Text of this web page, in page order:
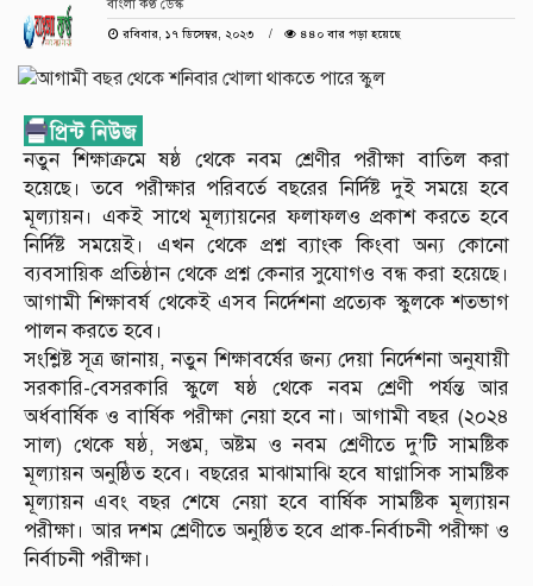
বাংলা কণ্ঠ ডেস্ক
রবিবার, ১৭ ডিসেম্বর, ২০২৩
৪৪০ বার পড়া হয়েছে
নতুন শিক্ষাক্রমে ষষ্ঠ থেকে নবম শ্রেণীর পরীক্ষা বাতিল করা
হয়েছে। তবে পরীক্ষার পরিবর্তে বছরের নির্দিষ্ট দুই সময়ে হবে
মূল্যায়ন। একই সাথে মূল্যায়নের ফলাফলও প্রকাশ করতে হবে
নির্দিষ্ট সময়েই। এখন থেকে প্রশ্ন ব্যাংক কিংবা অন্য কোনো
ব্যবসায়িক প্রতিষ্ঠান থেকে প্রশ্ন কেনার সুযোগও বন্ধ করা হয়েছে।
আগামী শিক্ষাবর্ষ থেকেই এসব নির্দেশনা প্রত্যেক স্কুলকে শতভাগ
পালন করতে হবে।
সংশ্লিষ্ট সূত্র জানায়, নতুন শিক্ষাবর্ষের জন্য দেয়া নির্দেশনা অনুযায়ী
সরকারি-বেসরকারি স্কুলে ষষ্ঠ থেকে নবম শ্রেণী পর্যন্ত আর
অর্ধবার্ষিক ও বার্ষিক পরীক্ষা নেয়া হবে না। আগামী বছর (২০২৪
সাল) থেকে ষষ্ঠ, সপ্তম, অষ্টম ও নবম শ্রেণীতে দু’টি সামষ্টিক
মূল্যায়ন অনুষ্ঠিত হবে। বছরের মাঝামাঝি হবে ষাণ্মাসিক সামষ্টিক
মূল্যায়ন এবং বছর শেষে নেয়া হবে বার্ষিক সামষ্টিক মূল্যায়ন
পরীক্ষা। আর দশম শ্রেণীতে অনুষ্ঠিত হবে প্রাক-নির্বাচনী পরীক্ষা ও
নির্বাচনী পরীক্ষা।